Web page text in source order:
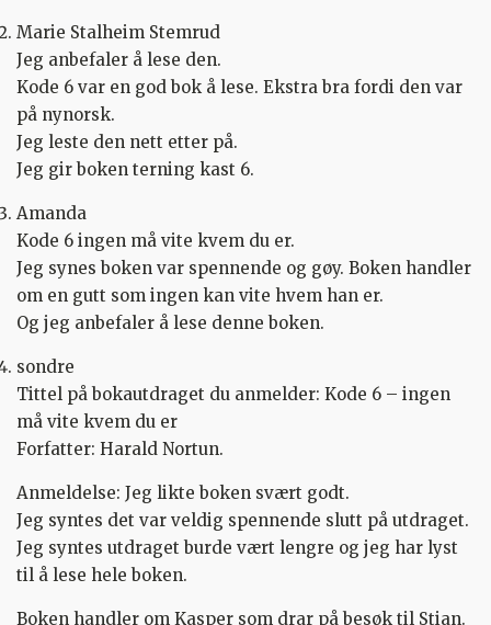
Marie Stalheim Stemrud
Jeg anbefaler å lese den.
Kode 6 var en god bok å lese. Ekstra bra fordi den var
på nynorsk.
Jeg leste den nett etter på.
Jeg gir boken terning kast 6.
Amanda
Kode 6 ingen må vite kvem du er.
Jeg synes boken var spennende og gøy. Boken handler
om en gutt som ingen kan vite hvem han er.
Og jeg anbefaler å lese denne boken.
sondre
Tittel på bokautdraget du anmelder: Kode 6 – ingen
må vite kvem du er
Forfatter: Harald Nortun.
Anmeldelse: Jeg likte boken svært godt.
Jeg syntes det var veldig spennende slutt på utdraget.
Jeg syntes utdraget burde vært lengre og jeg har lyst
til å lese hele boken.
Boken handler om Kasper som drar på besøk til Stian.